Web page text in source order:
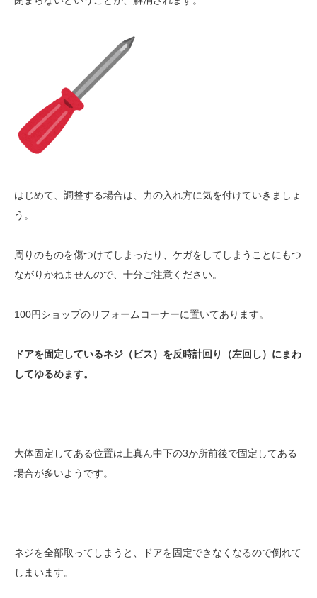
はじめて、調整する場合は、力の入れ方に気を付けていきましょ
う。
周りのものを傷つけてしまったり、ケガをしてしまうことにもつ
ながりかねませんので、十分ご注意ください。
100円ショップのリフォームコーナーに置いてあります。
ドアを固定しているネジ（ビス）を反時計回り（左回し）にまわ
してゆるめます。
大体固定してある位置は上真ん中下の3か所前後で固定してある
場合が多いようです。
ネジを全部取ってしまうと、ドアを固定できなくなるので倒れて
しまいます。